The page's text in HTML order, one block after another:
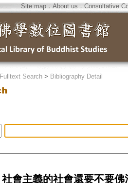
Site map．About us ． Consultative
Fulltext Search > Bibliography Detail
社會主義的社會還要不要佛